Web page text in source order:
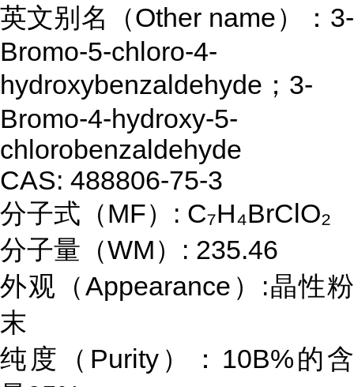
英文别名（Other name）：3-
Bromo-5-chloro-4-
hydroxybenzaldehyde；3-
Bromo-4-hydroxy-5-
chlorobenzaldehyde
CAS: 488806-75-3
分子式（MF）: C₇H₄BrClO₂
分子量（WM）: 235.46
外观（Appearance）:晶性粉
末
纯度（Purity）：10B%的含